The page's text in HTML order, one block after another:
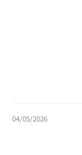
04/05/2026